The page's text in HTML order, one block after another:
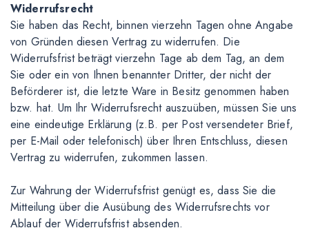
Widerrufsrecht
Sie haben das Recht, binnen vierzehn Tagen ohne Angabe
von Gründen diesen Vertrag zu widerrufen. Die
Widerrufsfrist beträgt vierzehn Tage ab dem Tag, an dem
Sie oder ein von Ihnen benannter Dritter, der nicht der
Beförderer ist, die letzte Ware in Besitz genommen haben
bzw. hat. Um Ihr Widerrufsrecht auszuüben, müssen Sie uns
eine eindeutige Erklärung (z.B. per Post versendeter Brief,
per E-Mail oder telefonisch) über Ihren Entschluss, diesen
Vertrag zu widerrufen, zukommen lassen.
Zur Wahrung der Widerrufsfrist genügt es, dass Sie die
Mitteilung über die Ausübung des Widerrufsrechts vor
Ablauf der Widerrufsfrist absenden.